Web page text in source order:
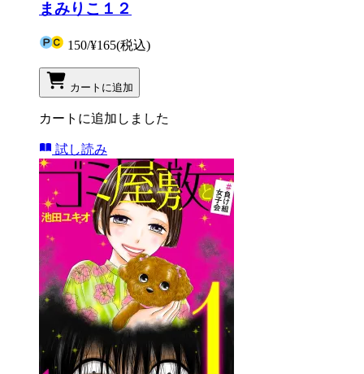
まみりこ１２
150/¥165(税込)
カートに追加
カートに追加しました
試し読み